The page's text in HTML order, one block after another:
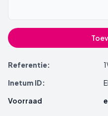
Referentie:
Inetum ID:
Voorraad